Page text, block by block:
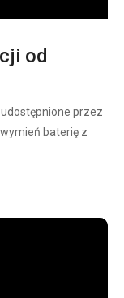
od
przez
baterię z